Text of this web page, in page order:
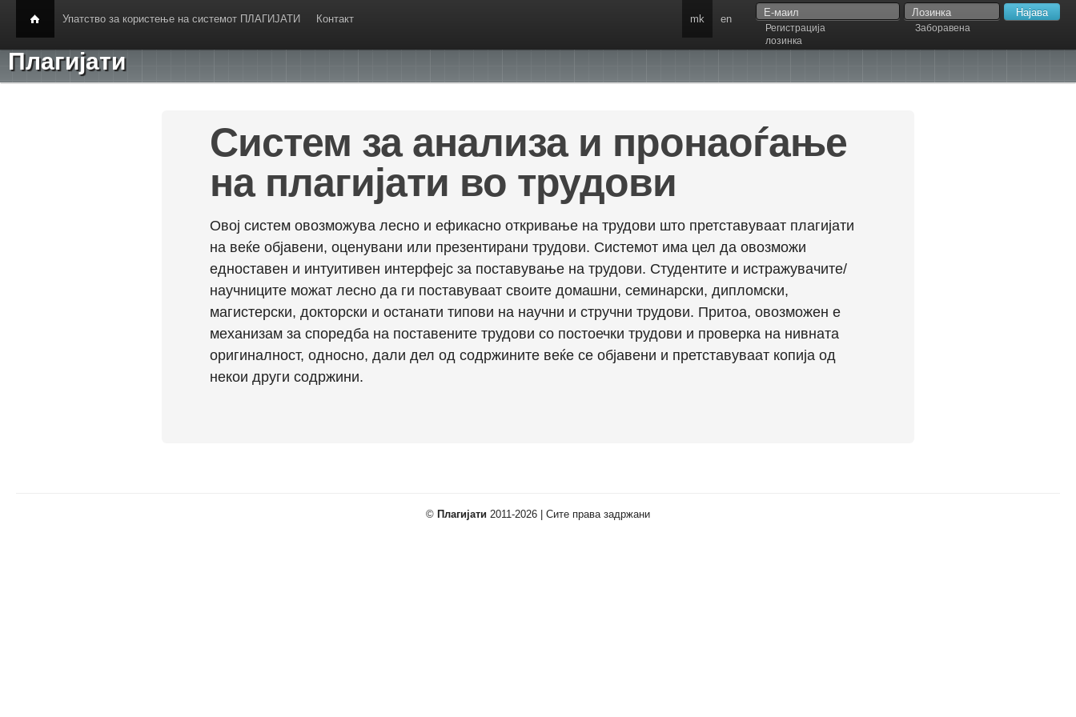
Упатство за користење на системот ПЛАГИЈАТИ Контакт
Регистрација
Заборавена
лозинка
mk en
Плагијати
Систем за анализа и пронаоѓање
на плагијати во трудови
Овој систем овозможува лесно и ефикасно откривање на трудови што претставуваат плагијати
на веќе објавени, оценувани или презентирани трудови. Системот има цел да овозможи
едноставен и интуитивен интерфејс за поставување на трудови. Студентите и истражувачите/
научниците можат лесно да ги поставуваат своите домашни, семинарски, дипломски,
магистерски, докторски и останати типови на научни и стручни трудови. Притоа, овозможен е
механизам за споредба на поставените трудови со постоечки трудови и проверка на нивната
оригиналност, односно, дали дел од содржините веќе се објавени и претставуваат копија од
некои други содржини.
© Плагијати 2011-2026 | Сите права задржани